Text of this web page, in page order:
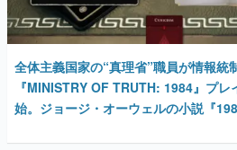
全体主義国家の“真理省”職員が情報統
『MINISTRY OF TRUTH: 1984』プ
始。ジョージ・オーウェルの小説『